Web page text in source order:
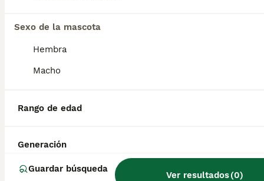
Sexo de la mascota
Hembra
Macho
Rango de edad
Generación
Guardar búsqueda
Ver resultados(0)
¿Cómo es el carácter de
Affenpinscher?
Affenpinscher?